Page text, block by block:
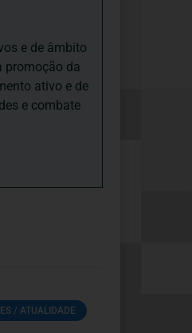
e de âmbito
promoção da
ativo e de
e combate
/ ATUALIDADE